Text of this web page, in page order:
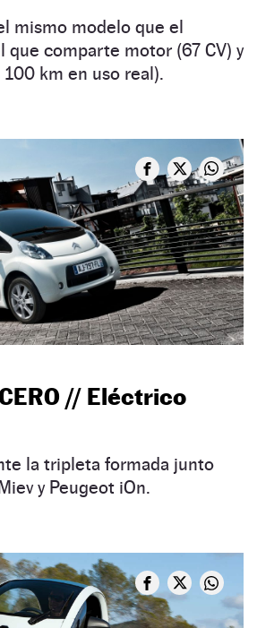
mismo modelo que el
que comparte motor (67 CV) y
km en uso real).
// Eléctrico
la tripleta formada junto
y Peugeot iOn.